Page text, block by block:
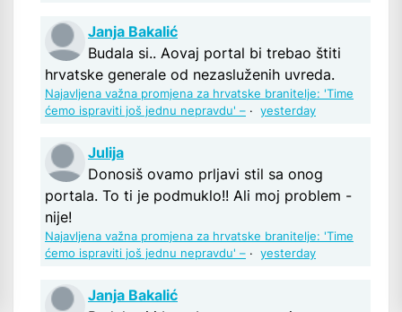
Janja Bakalić
Budala si.. Aovaj portal bi trebao štiti
hrvatske generale od nezasluženih uvreda.
Najavljena važna promjena za hrvatske branitelje: 'Time
ćemo ispraviti još jednu nepravdu' – · yesterday
Julija
Donosiš ovamo prljavi stil sa onog
portala. To ti je podmuklo!! Ali moj problem -
nije!
Najavljena važna promjena za hrvatske branitelje: 'Time
ćemo ispraviti još jednu nepravdu' – · yesterday
Janja Bakalić